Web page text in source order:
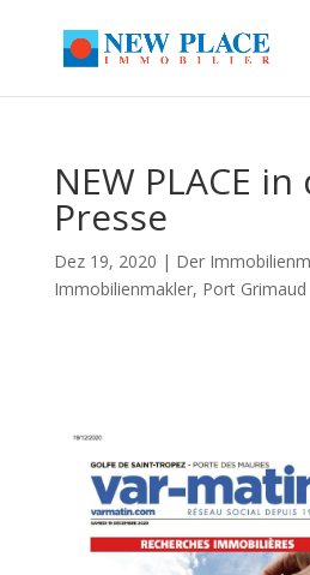
NEW PLACE
Presse
Dez 19, 2020 | Der
Immobilienmakler, Port Grimaud